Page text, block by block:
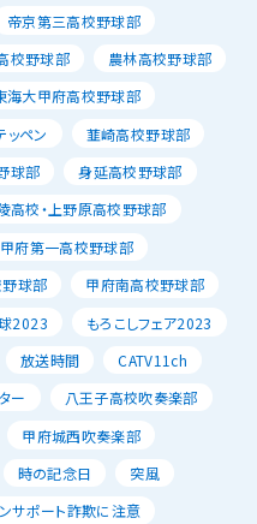
帝京第三高校野球部
校野球部
農林高校野球部
海大甲府高校野球部
ッペン
韮崎高校野球部
球部
身延高校野球部
高校・上野原高校野球部
甲府第一高校野球部
球部
甲府南高校野球部
2023
もろこしフェア2023
放送時間
CATV11ch
ー
八王子高校吹奏楽部
甲府城西吹奏楽部
時の記念日
突風
サポート詐欺に注意